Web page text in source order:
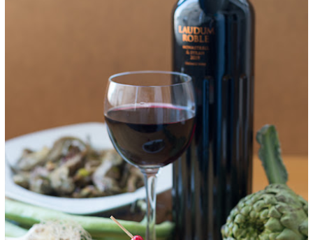
ALCACHOFAS GUISADAS
domingo, 7 de marzo de 2021